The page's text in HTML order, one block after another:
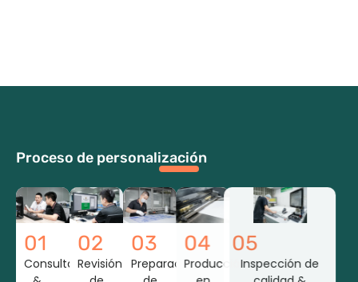
Proceso de personalización
01
Consulta
02
Revisión
03
Preparación
04
Producción
05
Inspección de